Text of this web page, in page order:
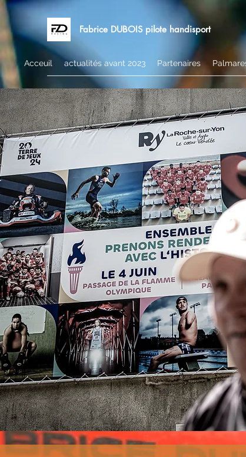
Fabrice DUBOIS pilote handisport
Acceuil actualités avant 2023 Partenaires